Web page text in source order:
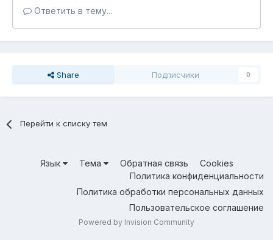
Ответить в тему...
Share Подписчики 0
Перейти к списку тем
Язык Тема Обратная связь
Cookies
Политика конфиденциальности
Политика обработки персональных данных
Пользовательское соглашение
Powered by Invision Community